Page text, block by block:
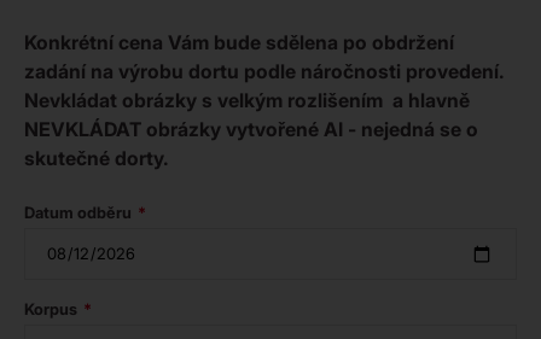
Konkrétní cena Vám bude sdělena po obdržení
zadání na výrobu dortu podle náročnosti provedení.
Nevkládat obrázky s velkým rozlišením a hlavně
NEVKLÁDAT obrázky vytvořené AI - nejedná se o
skutečné dorty.
Datum odběru
Korpus